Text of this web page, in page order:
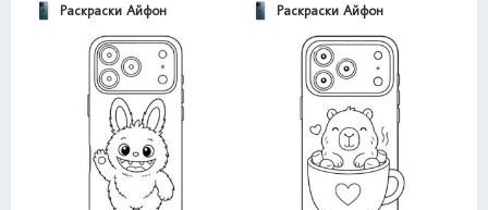
Раскраски Айфон Раскраски Айфон